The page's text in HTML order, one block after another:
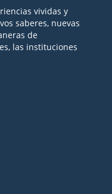
vividas y
saberes, nuevas
de
las instituciones